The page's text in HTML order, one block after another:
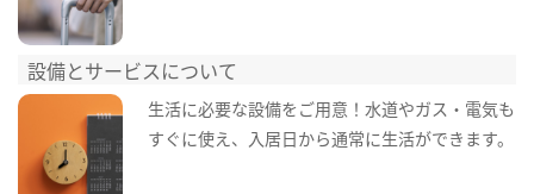
設備とサービスについて
生活に必要な設備をご用意！水道やガス・電気も
すぐに使え、入居日から通常に生活ができます。